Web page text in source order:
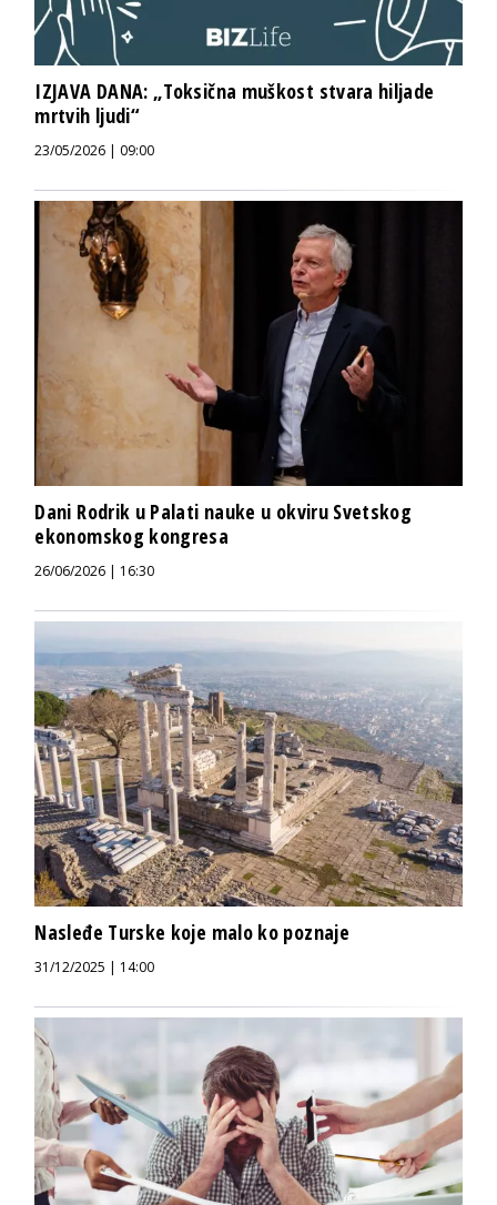
IZJAVA DANA: „Toksična muškost stvara hiljade
mrtvih ljudi“
23/05/2026 | 09:00
Dani Rodrik u Palati nauke u okviru Svetskog
ekonomskog kongresa
26/06/2026 | 16:30
Nasleđe Turske koje malo ko poznaje
31/12/2025 | 14:00